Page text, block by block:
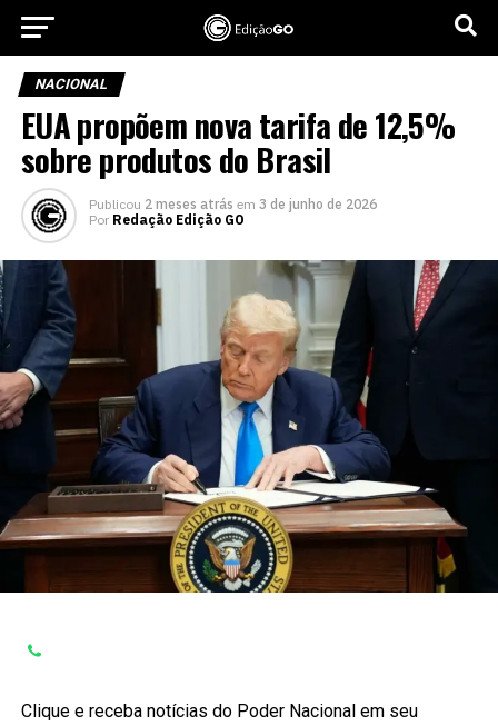
NACIONAL
EUA propõem nova tarifa de 12,5%
sobre produtos do Brasil
Publicou 2 meses atrás em 3 de junho de 2026
Por Redação Edição GO
Clique e receba notícias do Poder Nacional em seu